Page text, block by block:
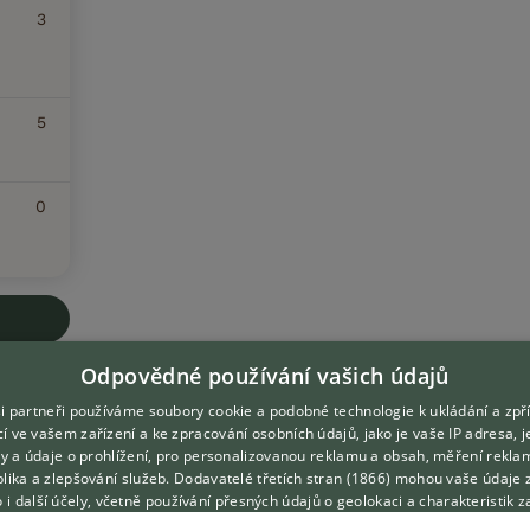
3
5
0
DOMOVSKÁ STRÁNKA
INZERCE
O nás
Kontakt
Odpovědné používání vašich údajů
partneři používáme soubory cookie a podobné technologie k ukládání a
ve vašem zařízení a ke zpracování osobních údajů, jako je vaše IP adresa,
a údaje o prohlížení, pro personalizovanou reklamu a obsah, měření
a zlepšování služeb. Dodavatelé třetích stran (1866) mohou vaše údaje
i další účely, včetně používání přesných údajů o geolokaci a charakteristik